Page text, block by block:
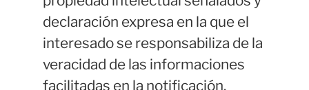
declaración expresa en la que el
interesado se responsabiliza de la
veracidad de las informaciones
facilitadas en la notificación.